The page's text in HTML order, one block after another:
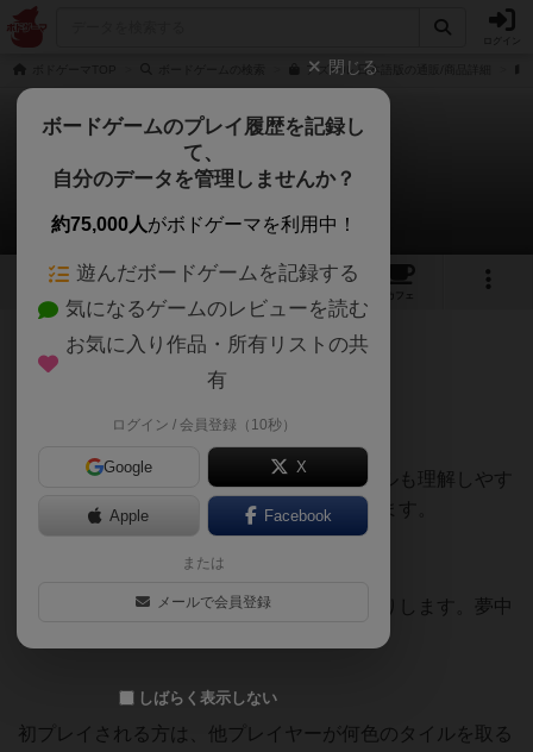
アズール 日本語版の通販/商品詳細
アズール
レンガさんのレビュー
33 7 93
カフェ
275名 0名 0 7年以上前
キレイ！頭使う！駆け引きが熱い！
一巡だけチュートリアル感覚でやるとルールも理解しやす
く、戦略も練れていいのではないかと思います。
夢中になりすぎてゲーム終了条件を忘れたりします。夢中
になれるほど楽しい作品！
初プレイされる方は、他プレイヤーが何色のタイルを取る
閉じる
ボードゲームのプレイ履歴を記録し
て、
自分のデータを管理しませんか？
約75,000人がボドゲーマを利用中！
遊んだボードゲームを記録する
気になるゲームのレビューを読む
お気に入り作品・所有リストの共
有
ログイン / 会員登録（10秒）
Google X
Apple Facebook
または
メールで会員登録
しばらく表示しない